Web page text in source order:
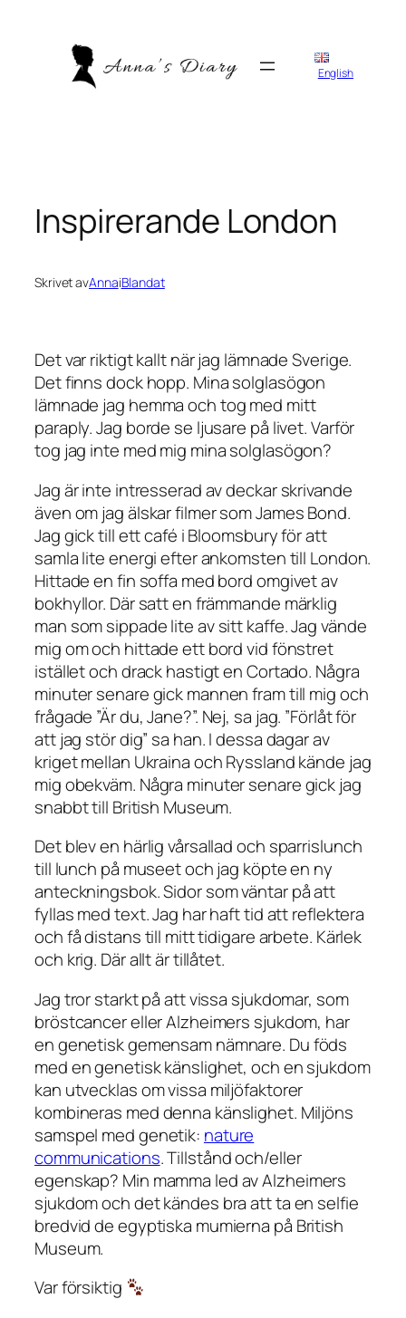
English
Inspirerande London
Skrivet avAnnaiBlandat
Det var riktigt kallt när jag lämnade Sverige.
Det finns dock hopp. Mina solglasögon
lämnade jag hemma och tog med mitt
paraply. Jag borde se ljusare på livet. Varför
tog jag inte med mig mina solglasögon?
Jag är inte intresserad av deckar skrivande
även om jag älskar filmer som James Bond.
Jag gick till ett café i Bloomsbury för att
samla lite energi efter ankomsten till London.
Hittade en fin soffa med bord omgivet av
bokhyllor. Där satt en främmande märklig
man som sippade lite av sitt kaffe. Jag vände
mig om och hittade ett bord vid fönstret
istället och drack hastigt en Cortado. Några
minuter senare gick mannen fram till mig och
frågade ”Är du, Jane?”. Nej, sa jag. ”Förlåt för
att jag stör dig” sa han. I dessa dagar av
kriget mellan Ukraina och Ryssland kände jag
mig obekväm. Några minuter senare gick jag
snabbt till British Museum.
Det blev en härlig vårsallad och sparrislunch
till lunch på museet och jag köpte en ny
anteckningsbok. Sidor som väntar på att
fyllas med text. Jag har haft tid att reflektera
och få distans till mitt tidigare arbete. Kärlek
och krig. Där allt är tillåtet.
Jag tror starkt på att vissa sjukdomar, som
bröstcancer eller Alzheimers sjukdom, har
en genetisk gemensam nämnare. Du föds
med en genetisk känslighet, och en sjukdom
kan utvecklas om vissa miljöfaktorer
kombineras med denna känslighet. Miljöns
samspel med genetik: nature
communications. Tillstånd och/eller
egenskap? Min mamma led av Alzheimers
sjukdom och det kändes bra att ta en selfie
bredvid de egyptiska mumierna på British
Museum.
Var försiktig